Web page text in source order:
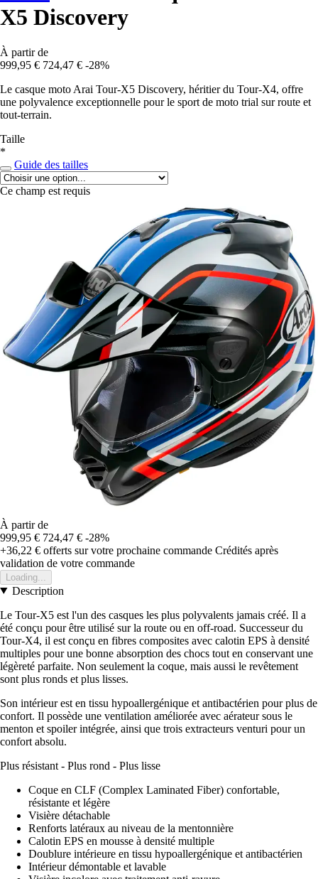
X5 Discovery
À partir de
999,95 € 724,47 € -28%
Le casque moto Arai Tour-X5 Discovery, héritier du Tour-X4, offre
une polyvalence exceptionnelle pour le sport de moto trial sur route et
tout-terrain.
Taille
*
Guide des tailles
Ce champ est requis
À partir de
999,95 € 724,47 € -28%
+36,22 € offerts sur votre prochaine commande Crédités après
validation de votre commande
Loading...
Description
Le Tour-X5 est l'un des casques les plus polyvalents jamais créé. Il a
été conçu pour être utilisé sur la route ou en off-road. Successeur du
Tour-X4, il est conçu en fibres composites avec calotin EPS à densité
multiples pour une bonne absorption des chocs tout en conservant une
légèreté parfaite. Non seulement la coque, mais aussi le revêtement
sont plus ronds et plus lisses.
Son intérieur est en tissu hypoallergénique et antibactérien pour plus de
confort. Il possède une ventilation améliorée avec aérateur sous le
menton et spoiler intégrée, ainsi que trois extracteurs venturi pour un
confort absolu.
Plus résistant - Plus rond - Plus lisse
Coque en CLF (Complex Laminated Fiber) confortable,
résistante et légère
Visière détachable
Renforts latéraux au niveau de la mentonnière
Calotin EPS en mousse à densité multiple
Doublure intérieure en tissu hypoallergénique et antibactérien
Intérieur démontable et lavable